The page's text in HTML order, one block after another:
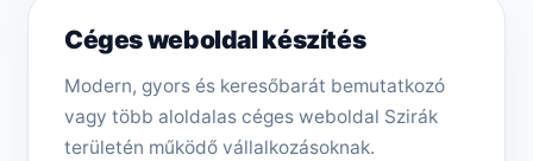
Céges weboldal készítés
Modern, gyors és keresőbarát bemutatkozó
vagy több aloldalas céges weboldal Szirák
területén működő vállalkozásoknak.